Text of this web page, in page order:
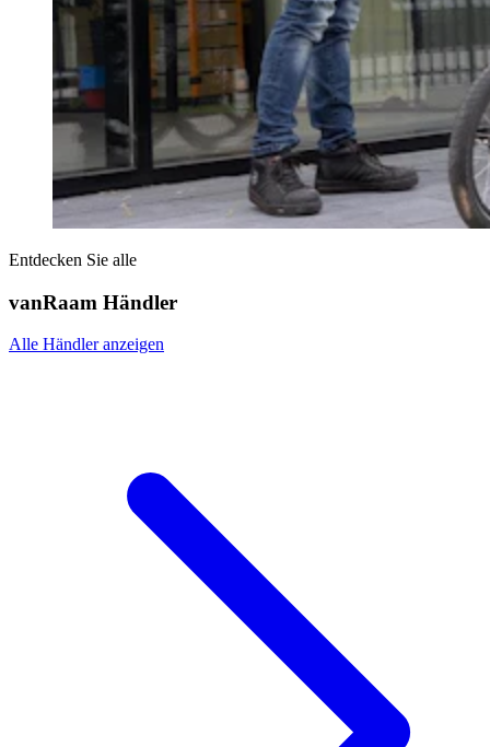
Entdecken Sie alle
vanRaam Händler
Alle Händler anzeigen